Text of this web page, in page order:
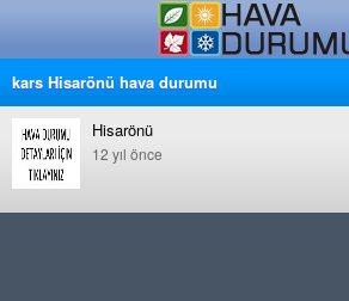
kars Hisarönü hava durumu
Hisarönü
12 yıl önce